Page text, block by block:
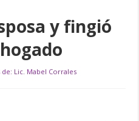
y fingió
de: Lic. Mabel Corrales